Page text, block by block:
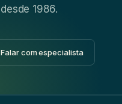
1986.
Falar com especialista